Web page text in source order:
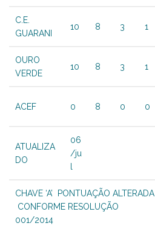
C.E.
GUARANI
10 8 3 1
OURO
VERDE
10 8 3 1
ACEF 0 8 0 0
ATUALIZA
DO
06
/ju
l
CHAVE ‘A’ PONTUAÇÃO ALTERADA
CONFORME RESOLUÇÃO
001/2014